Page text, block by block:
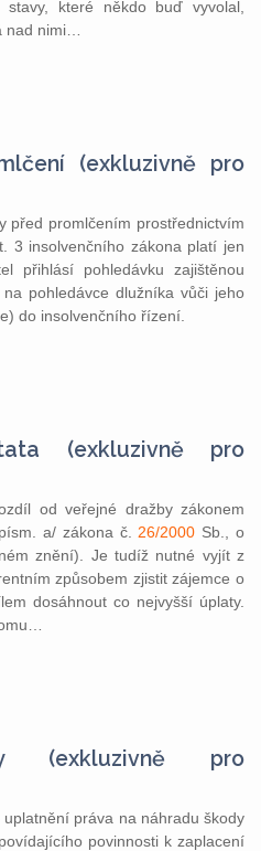
které někdo buď vyvolal,
nad nimi…
(exkluzivně pro
před promlčením prostřednictvím
3 insolvenčního zákona platí jen
přihlásí pohledávku zajištěnou
pohledávce dlužníka vůči jeho
do insolvenčního řízení.
(exkluzivně pro
od veřejné dražby zákonem
a/ zákona č. 26/2000 Sb., o
znění). Je tudíž nutné vyjít z
způsobem zjistit zájemce o
dosáhnout co nejvyšší úplaty.
(exkluzivně pro
práva na náhradu škody
povinnosti k zaplacení